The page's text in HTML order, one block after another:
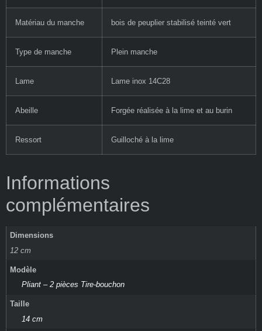
Matériau du manche bois de peuplier stabilisé teinté vert
Type de manche Plein manche
Lame Lame inox 14C28
Abeille Forgée réalisée à la lime et au burin
Ressort Guilloché à la lime
Informations
complémentaires
Dimensions
12 cm
Modèle
Pliant – 2 pièces Tire-bouchon
Taille
14 cm